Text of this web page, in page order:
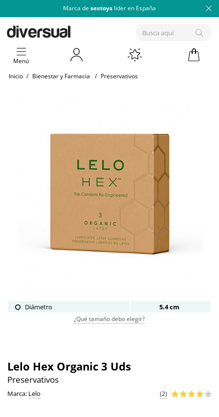
Marca de sextoys lider en España
Menú
Inicio / Bienestar y Farmacia / Preservativos
Diámetro 5.4 cm
¿Qué tamaño debo elegir?
Lelo Hex Organic 3 Uds
Preservativos
Marca: Lelo (2)